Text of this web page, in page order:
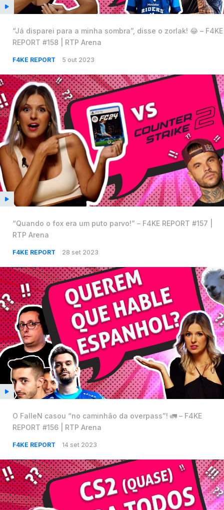
“Já disparei para a minha sombra”, disse o zorlak! 😂 – F4KE
REPORT #158 | RTP Arena
F4KE REPORT 5 out 2023
“Quando o fox era um puto parvo!” – F4KE REPORT #157 |
RTP Arena
F4KE REPORT 28 set 2023
O FalleN casou “no caminhão da overpass”! 🚛 – F4KE
REPORT #156 | RTP Arena
F4KE REPORT 14 set 2023